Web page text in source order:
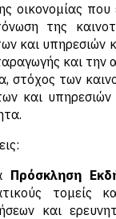
οικονομίας
της
και υπηρεσιών
και
στόχος των
και
Πρόσκληση
τομείς
και